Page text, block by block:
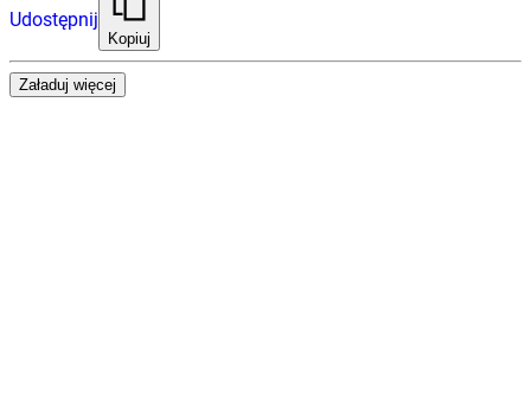
Udostępnij
Kopiuj
Załaduj więcej